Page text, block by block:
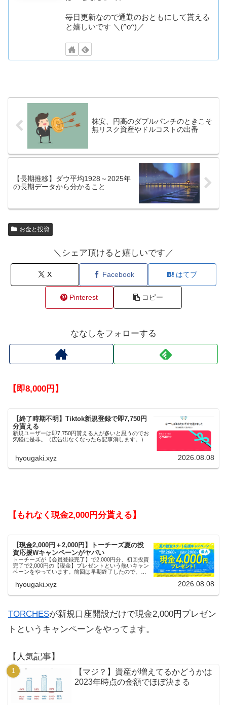
毎日更新なので通勤のおともにして貰える
と嬉しいです ＼(^o^)／
株安、円高のダブルパンチのときこそ
無リスク資産やドルコストの出番
【長期推移】ダウ平均1928～2025年
の長期データから分かること
お金と投資
＼シェア頂けると嬉しいです／
X Facebook はてブ
Pinterest コピー
ななしをフォローする
【即8,000円】
【終了時期不明】Tiktok新規登録で即7,750円
分貰える
新規ユーザーは即7,750円貰える人が多いと思うのでお
気軽に是非。（広告出なくなったら記事消します。）
hyougaki.xyz 2026.08.08
【もれなく現金2,000円分貰える】
【現金2,000円＋2,000円】トーチーズ夏の投
資応援Wキャンペーンがヤバい
トーチーズが【会員登録完了】で2,000円分、初回投資
完了で2,000円の【現金】プレゼントという熱いキャン
ペーンをやっています。前回は早期終了したので、使
hyougaki.xyz 2026.08.08
TORCHESが新規口座開設だけで現金2,000円プレゼン
トというキャンペーンをやってます。
【人気記事】
【マジ？】資産が増えてるかどうかは
2023年時点の金額でほぼ決まる